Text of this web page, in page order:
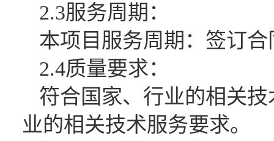
2.3服务周期：
本项目服务周期：签订
2.4质量要求：
符合国家、行业的相关
业的相关技术服务要求。